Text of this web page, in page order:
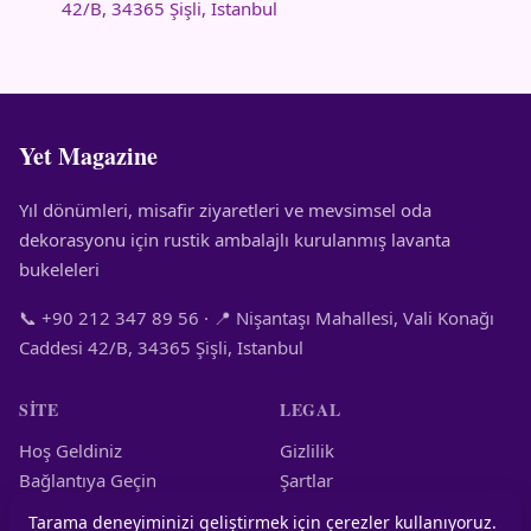
42/B, 34365 Şişli, Istanbul
Yet Magazine
Yıl dönümleri, misafir ziyaretleri ve mevsimsel oda
dekorasyonu için rustik ambalajlı kurulanmış lavanta
bukeleleri
📞 +90 212 347 89 56 · 📍 Nişantaşı Mahallesi, Vali Konağı
Caddesi 42/B, 34365 Şişli, Istanbul
SITE
Hoş Geldiniz
Bağlantıya Geçin
LEGAL
Gizlilik
Şartlar
Çerezler
Tarama deneyiminizi geliştirmek için çerezler kullanıyoruz.